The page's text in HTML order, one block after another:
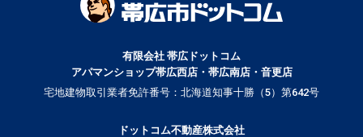
有限会社 帯広ドットコム
アパマンショップ帯広西店・帯広南店・音更店
宅地建物取引業者免許番号：北海道知事十勝（5）第642号
ドットコム不動産株式会社